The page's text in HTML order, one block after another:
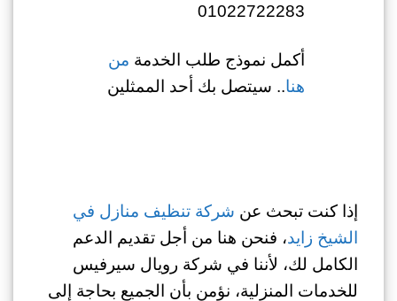
01022722283
أكمل نموذج طلب الخدمة من
هنا.. سيتصل بك أحد الممثلين
إذا كنت تبحث عن شركة تنظيف منازل في
الشيخ زايد، فنحن هنا من أجل تقديم الدعم
الكامل لك، لأننا في شركة رويال سيرفيس
للخدمات المنزلية، نؤمن بأن الجميع بحاجة إلى